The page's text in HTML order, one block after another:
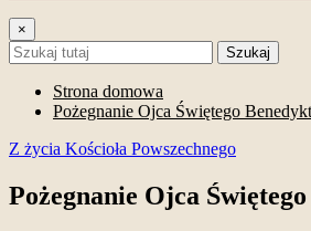
×
Szukaj
Strona domowa
Pożegnanie Ojca Świętego
Z życia Kościoła Powszechnego
Pożegnanie Ojca